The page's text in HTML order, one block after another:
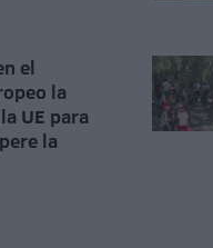
el
la
UE para
la